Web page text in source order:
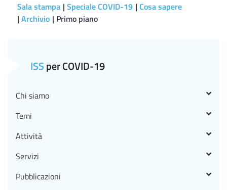
Sala stampa Speciale COVID-19 Cosa sapere
Archivio Primo piano
ISSper COVID-19
Chi siamo
Temi
Attività
Servizi
Pubblicazioni